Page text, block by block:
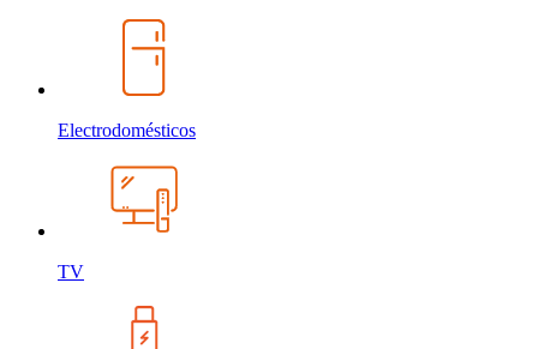
Electrodomésticos
TV